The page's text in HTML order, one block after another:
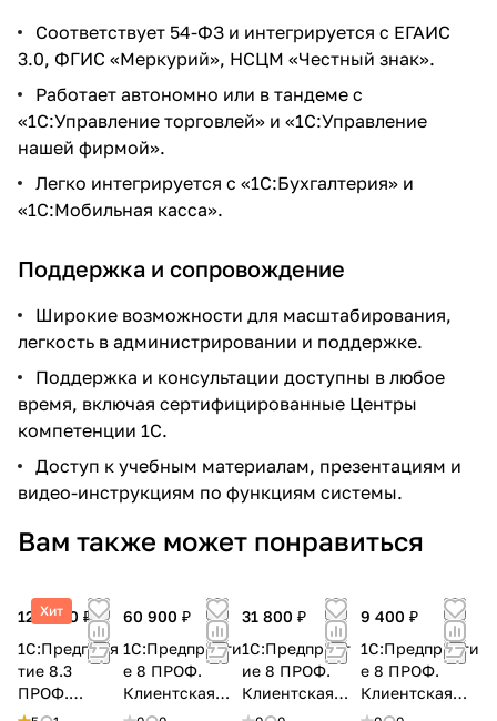
Соответствует 54-ФЗ и интегрируется с ЕГАИС
3.0, ФГИС «Меркурий», НСЦМ «Честный знак».
Работает автономно или в тандеме с
«1С:Управление торговлей» и «1С:Управление
нашей фирмой».
Легко интегрируется с «1С:Бухгалтерия» и
«1С:Мобильная касса».
Поддержка и сопровождение
Широкие возможности для масштабирования,
легкость в администрировании и поддержке.
Поддержка и консультации доступны в любое
время, включая сертифицированные Центры
компетенции 1С.
Доступ к учебным материалам, презентациям и
видео-инструкциям по функциям системы.
Вам также может понравиться
Хит
126 800 ₽
1С:Предприя
тие 8.3
ПРОФ.
Лицензия на
60 900 ₽
1С:Предприяти
е 8 ПРОФ.
Клиентская
лицензия на
31 800 ₽
1С:Предприят
ие 8 ПРОФ.
Клиентская
лицензия на 5
9 400 ₽
1С:Предприяти
е 8 ПРОФ.
Клиентская
лицензия на 1